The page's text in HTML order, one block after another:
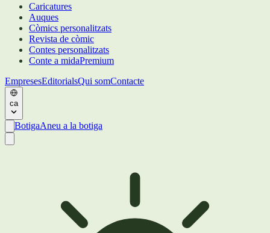
Caricatures
Auques
Còmics personalitzats
Revista de còmic
Contes personalitzats
Conte a midaPremium
EmpresesEditorialsQui somContacte
ca
BotigaAneu a la botiga